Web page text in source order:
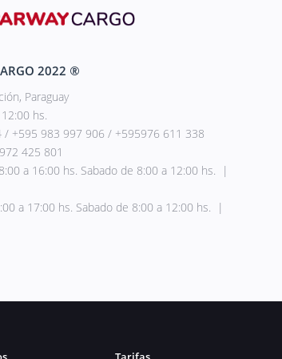
2022 ®
Paraguay
hs.
/ +595 983 997 906 / +595976 611 338
425 801
a 16:00 hs. Sabado de 8:00 a 12:00 hs. |
a 17:00 hs. Sabado de 8:00 a 12:00 hs. |